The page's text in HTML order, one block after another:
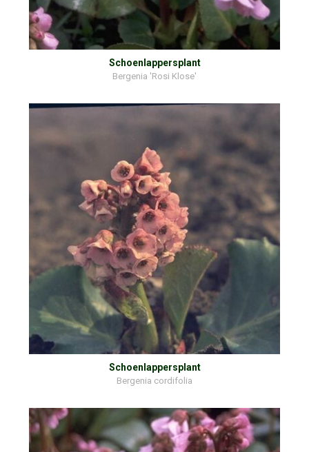
Schoenlappersplant
Bergenia 'Rosi Klose'
Schoenlappersplant
Bergenia cordifolia